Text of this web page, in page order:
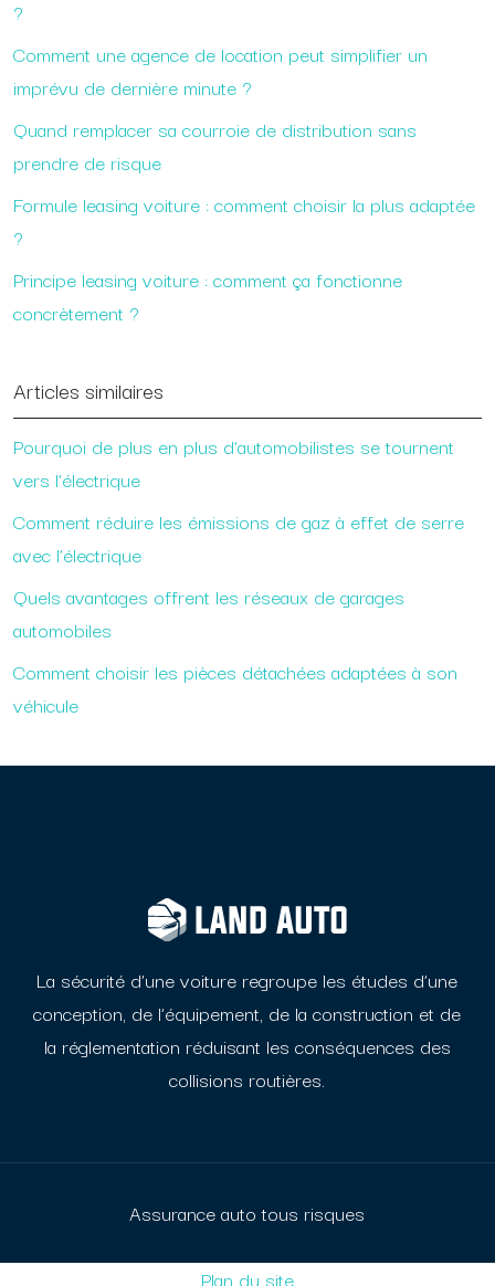
?
Comment une agence de location peut simplifier un
imprévu de dernière minute ?
Quand remplacer sa courroie de distribution sans
prendre de risque
Formule leasing voiture : comment choisir la plus adaptée
?
Principe leasing voiture : comment ça fonctionne
concrètement ?
Articles similaires
Pourquoi de plus en plus d’automobilistes se tournent
vers l’électrique
Comment réduire les émissions de gaz à effet de serre
avec l’électrique
Quels avantages offrent les réseaux de garages
automobiles
Comment choisir les pièces détachées adaptées à son
véhicule
La sécurité d’une voiture regroupe les études d’une
conception, de l’équipement, de la construction et de
la réglementation réduisant les conséquences des
collisions routières.
Assurance auto tous risques
Plan du site